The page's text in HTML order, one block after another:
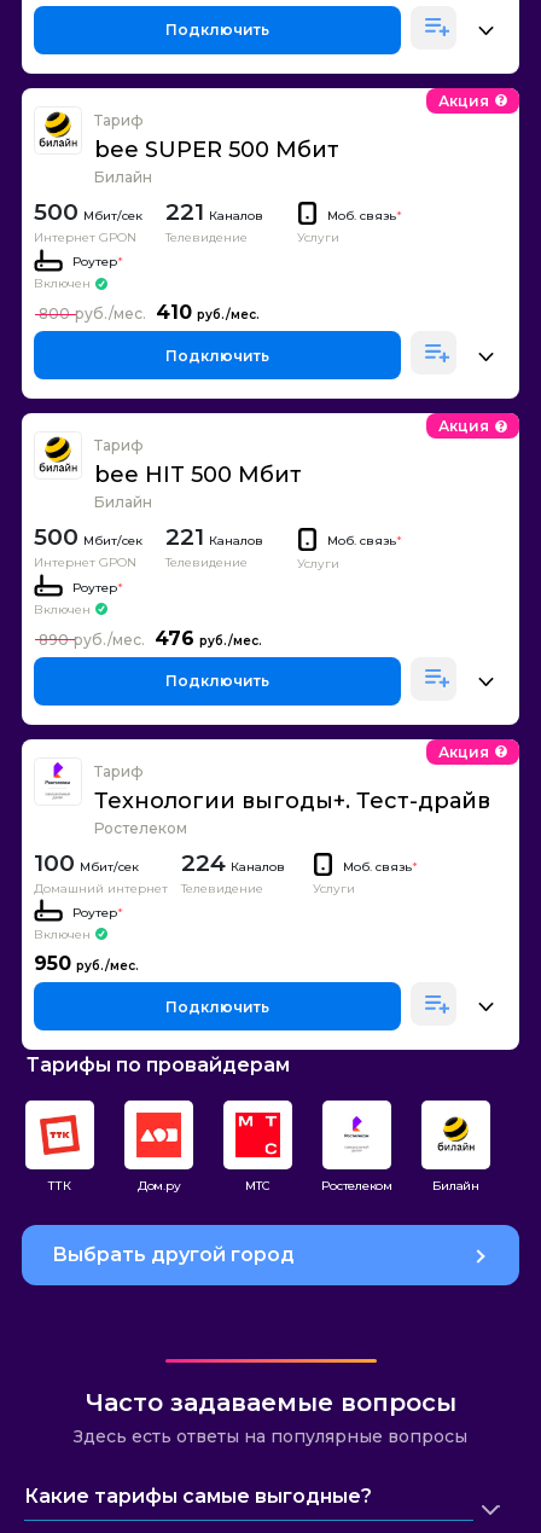
Подключить
Тариф
bee SUPER 500 Мбит
Билайн
Акция
500
Интернет GPON
221 Каналов
Телевидение
Моб. связь*
Услуги
Роутер*
Включен
410
800
Подключить
Тариф
bee HIT 500 Мбит
Билайн
Акция
500
Интернет GPON
221 Каналов
Телевидение
Моб. связь*
Услуги
Роутер*
Включен
476
890
Подключить
Тариф
Технологии выгоды+. Тест-драйв
Ростелеком
Акция
100
Домашний интернет
224 Каналов
Телевидение
Моб. связь*
Услуги
Роутер*
Включен
950
Подключить
Тарифы по провайдерам
ТТК Дом.ру МТС Ростелеком Билайн
Выбрать другой город
Часто задаваемые вопросы
Здесь есть ответы на популярные вопросы
Какие тарифы самые выгодные?